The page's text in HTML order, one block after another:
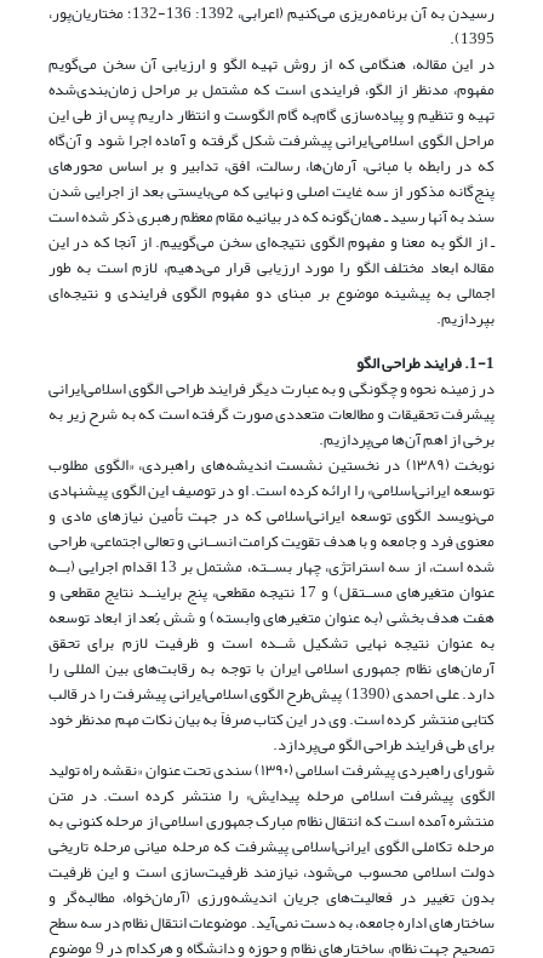
رسیدن به آن برنامه‌ریزی می‌کنیم (اعرابی، 1392: 136-132؛ مختاریان‌پور،
1395).
در این مقاله، هنگامی که از روش تهیه الگو و ارزیابی آن سخن می‌گویم
مفهوم، مد‌نظر از الگو، فرایندی است که مشتمل بر مراحل زمان‌بندی‌شده
تهیه و تنظیم و پیاده‌سازی گام‌به گام الگوست و انتظار داریم پس از طی این
مراحل الگوی اسلامی‌ایرانی پیشرفت شکل گرفته و آماده اجرا ‌شود و آن‌گاه
که در رابطه با مبانی، آرمان‌ها، رسالت، افق‌، تدابیر و بر اساس محورهای
پنج‌گانه مذکور از سه غایت اصلی و نهایی که می‌بایستی بعد از اجرایی شدن
سند به آنها رسید ـ همان‌گونه که در بیانیه مقام معظم رهبری ذکر شده است
ـ از الگو به معنا و مفهوم الگوی نتیجه‌ای سخن می‌گوییم. از آنجا که در این
مقاله ابعاد مختلف الگو را مورد ارزیابی قرار می‌دهیم، لازم است به طور
اجمالی به پیشینه موضوع بر مبنای دو مفهوم الگوی فرایندی و نتیجه‌ای
بپردازیم.
1-1. فرایند طراحی الگو
در زمینه نحوه و چگونگی و به عبارت دیگر فرایند طراحی الگوی اسلامی‌ایرانی
پیشرفت تحقیقات و مطالعات متعددی صورت گرفته است که به شرح زیر به
برخی از اهم آن‌ها می‌پردازیم.
نوبخت (۱۳۸۹) در نخستین نشست اندیشه‌های راهبردی، «الگوی مطلوب
توسعه ایرانی‌اسلامی» را ارائه کرده است. او در توصیف این الگوی پیشنهادی
می‌نویسد الگوی توسعه ایرانی‌اسلامی که در جهت تأمین نیازهای مادی و
معنوی فرد و جامعه و با هدف تقویت کرامت انســانی و تعالی اجتماعی، طراحی
شده است، از سه استراتژی، چهار بســته، مشتمل بر 13 اقدام اجرایی (بــه
عنوان متغیرهای مســتقل) و 17 نتیجه مقطعی، پنج براینــد نتایج مقطعی و
هفت هدف بخشی (به عنوان متغیرهای وابسته) و شش بُعد از ابعاد توسعه
به عنوان نتیجه نهایی تشکیل شــده است و ظرفیت لازم برای تحقق
آرمان‌های نظام جمهوری اسلامی ایران با توجه به رقابت‌های بین المللی را
دارد. علی احمدی (1390) پیش‌طرح الگوی اسلامی‌ایرانی پیشرفت را در قالب
کتابی منتشر کرده است. وی در این کتاب صرفاً به بیان نکات مهم مد‌نظر خود
برای طی فرایند طراحی الگو می‌پردازد.
شورای راهبردی پیشرفت اسلامی (۱۳۹۰) سندی تحت عنوان «نقشه راه تولید
الگوی پیشرفت اسلامی مرحله پیدایش» را منتشر کرده است. در متن
منتشره آمده است که انتقال نظام مبارک جمهوری اسلامی از مرحله کنونی به
مرحله تکاملی الگوی ایرانی‌اسلامی پیشرفت که مرحله میانی مرحله تاریخی
دولت اسلامی محسوب می‌شود، نیازمند ظرفیت‌سازی است و این ظرفیت
بدون تغییر در فعالیت‌های جریان اندیشه‌ورزی (آرمان‌خواه، مطالبه‌گر و
ساختارهای اداره جامعه، به دست نمی‌آید. موضوعات انتقال نظام در سه سطح
تصحیح جهت نظام، ساختارهای نظام و حوزه و دانشگاه و هرکدام در 9 موضوع